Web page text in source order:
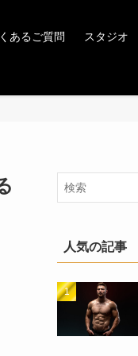
あるご質問 スタジオ
人気の記事